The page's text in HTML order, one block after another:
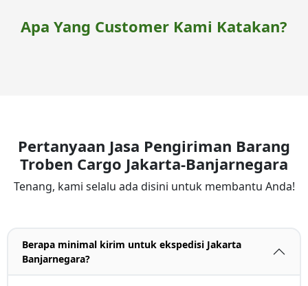
Apa Yang Customer Kami Katakan?
Pertanyaan Jasa Pengiriman Barang
Troben Cargo Jakarta-Banjarnegara
Tenang, kami selalu ada disini untuk membantu Anda!
Berapa minimal kirim untuk ekspedisi Jakarta
Banjarnegara?